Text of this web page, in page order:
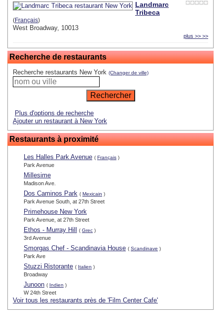
Landmarc
Tribeca
(Français)
West Broadway, 10013
plus >> >>
Recherche de restaurants
Recherche restaurants New York (Changer de ville)
Plus d'options de recherche
Ajouter un restaurant à New York
Restaurants à proximité
Les Halles Park Avenue ( Français )
Park Avenue
Millesime
Madison Ave.
Dos Caminos Park ( Mexicain )
Park Avenue South, at 27th Street
Primehouse New York
Park Avenue, at 27th Street
Ethos - Murray Hill ( Grec )
3rd Avenue
Smorgas Chef - Scandinavia House ( Scandinave )
Park Ave
Stuzzi Ristorante ( Italien )
Broadway
Junoon ( Indien )
W 24th Street
Voir tous les restaurants près de 'Film Center Cafe'